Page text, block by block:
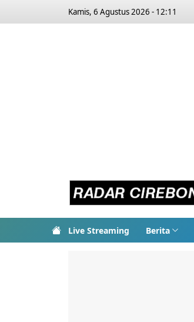
Kamis, 6 Agustus 2026 - 12:11
Live Streaming Berita